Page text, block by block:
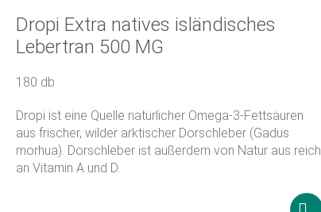
Dropi Extra natives isländisches
Lebertran 500 MG
180 db
Dropi ist eine Quelle natürlicher Omega-3-Fettsäuren
aus frischer, wilder arktischer Dorschleber (Gadus
morhua). Dorschleber ist außerdem von Natur aus reich
an Vitamin A und D.